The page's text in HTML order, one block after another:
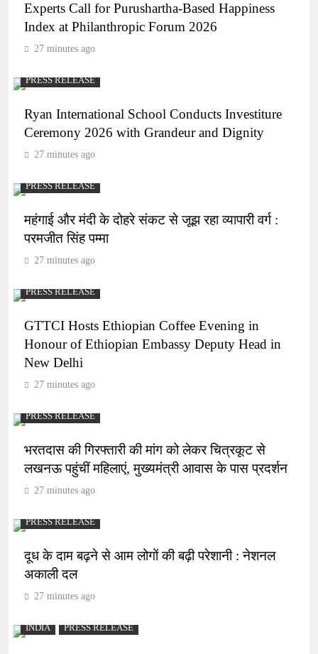
Experts Call for Purushartha-Based Happiness
Index at Philanthropic Forum 2026
27 minutes ago
PRESS RELEASE
Ryan International School Conducts Investiture
Ceremony 2026 with Grandeur and Dignity
27 minutes ago
PRESS RELEASE
महंगाई और मंदी के दोहरे संकट से जूझ रहा व्यापारी वर्ग :
परमजीत सिंह पम्मा
27 minutes ago
PRESS RELEASE
GTTCI Hosts Ethiopian Coffee Evening in
Honour of Ethiopian Embassy Deputy Head in
New Delhi
27 minutes ago
PRESS RELEASE
भरतदास की गिरफ्तारी की मांग को लेकर चित्रकूट से
लखनऊ पहुंचीं महिलाएं, मुख्यमंत्री आवास के पास प्रदर्शन
27 minutes ago
PRESS RELEASE
दूध के दाम बढ़ने से आम लोगों की बढ़ी परेशानी : नेशनल
अकाली दल
27 minutes ago
INDIA PRESS RELEASE